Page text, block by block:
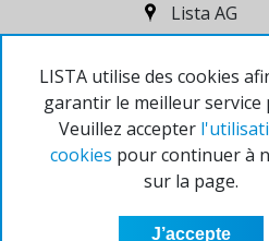
LISTA utilise des cookies
garantir le meilleur service
Veuillez accepter
cookies pour continuer à
sur la page.
J’accepte
Lista AG
CH-8586
© 2024 Lista AG